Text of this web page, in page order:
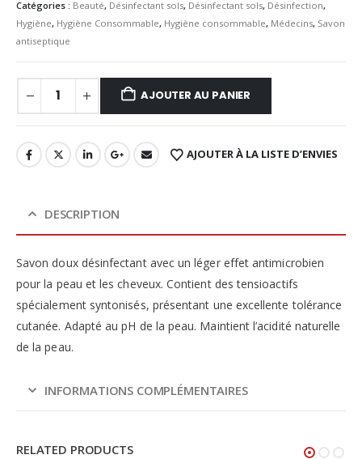
Catégories : Beauté, Désinfectant sols, Désinfectant sols, Désinfection,
Hygiène, Hygiène Consommable, Hygiène consommable, Médecins, Savon
antiseptique
AJOUTER AU PANIER
AJOUTER À LA LISTE D’ENVIES
DESCRIPTION
Savon doux désinfectant avec un léger effet antimicrobien
pour la peau et les cheveux. Contient des tensioactifs
spécialement syntonisés, présentant une excellente tolérance
cutanée. Adapté au pH de la peau. Maintient l’acidité naturelle
de la peau.
INFORMATIONS COMPLÉMENTAIRES
RELATED PRODUCTS